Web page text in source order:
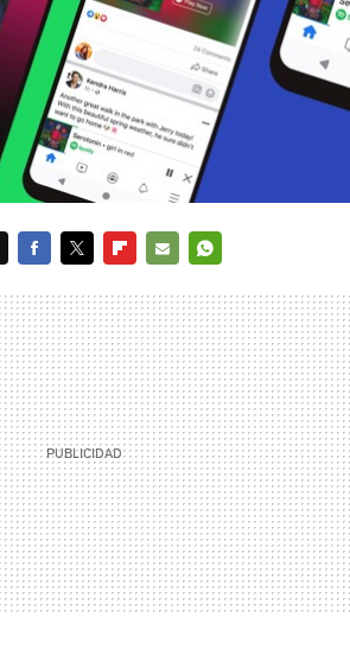
MAIL